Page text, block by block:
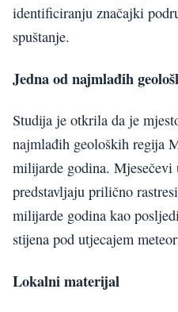
identificiranju značajki
spuštanje.
Jedna od najmlađih
Studija je otkrila da je
najmlađih geoloških regija
milijarde godina.
predstavljaju prilično
milijarde godina kao
stijena pod utjecajem
Lokalni materijal